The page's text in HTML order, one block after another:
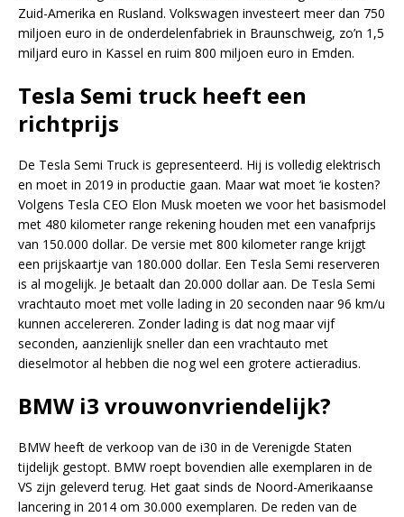
Zuid-Amerika en Rusland. Volkswagen investeert meer dan 750
miljoen euro in de onderdelenfabriek in Braunschweig, zo’n 1,5
miljard euro in Kassel en ruim 800 miljoen euro in Emden.
Tesla Semi truck heeft een
richtprijs
De Tesla Semi Truck is gepresenteerd. Hij is volledig elektrisch
en moet in 2019 in productie gaan. Maar wat moet ‘ie kosten?
Volgens Tesla CEO Elon Musk moeten we voor het basismodel
met 480 kilometer range rekening houden met een vanafprijs
van 150.000 dollar. De versie met 800 kilometer range krijgt
een prijskaartje van 180.000 dollar. Een Tesla Semi reserveren
is al mogelijk. Je betaalt dan 20.000 dollar aan. De Tesla Semi
vrachtauto moet met volle lading in 20 seconden naar 96 km/u
kunnen accelereren. Zonder lading is dat nog maar vijf
seconden, aanzienlijk sneller dan een vrachtauto met
dieselmotor al hebben die nog wel een grotere actieradius.
BMW i3 vrouwonvriendelijk?
BMW heeft de verkoop van de i30 in de Verenigde Staten
tijdelijk gestopt. BMW roept bovendien alle exemplaren in de
VS zijn geleverd terug. Het gaat sinds de Noord-Amerikaanse
lancering in 2014 om 30.000 exemplaren. De reden van de